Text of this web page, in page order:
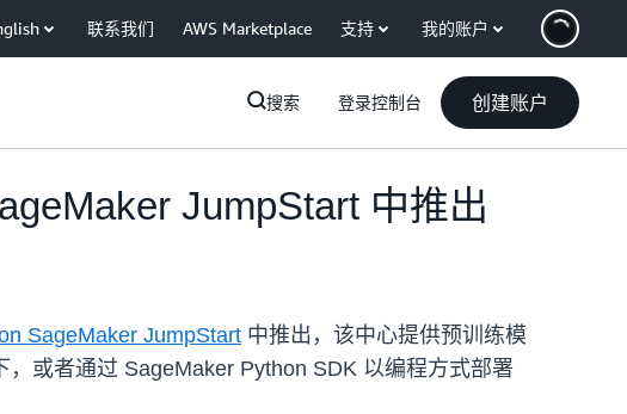
联系我们 AWS Marketplace 支持 我的账户
搜索 登录控制台 创建账户
JumpStart 中推出
SageMaker JumpStart 中推出，该中心提供预训练模
或者通过 SageMaker Python SDK 以编程方式部署